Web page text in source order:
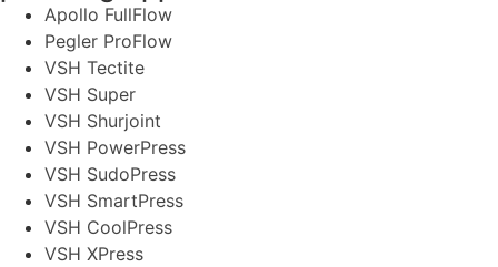
Apollo FullFlow
Pegler ProFlow
VSH Tectite
VSH Super
VSH Shurjoint
VSH PowerPress
VSH SudoPress
VSH SmartPress
VSH CoolPress
VSH XPress